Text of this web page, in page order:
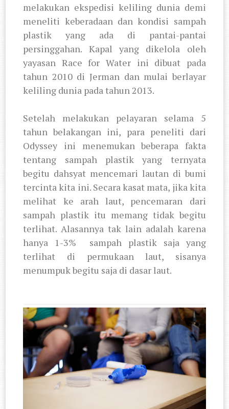
melakukan ekspedisi keliling dunia demi
meneliti keberadaan dan kondisi sampah
plastik yang ada di pantai-pantai
persinggahan. Kapal yang dikelola oleh
yayasan Race for Water ini dibuat pada
tahun 2010 di Jerman dan mulai berlayar
keliling dunia pada tahun 2013.
Setelah melakukan pelayaran selama 5
tahun belakangan ini, para peneliti dari
Odyssey ini menemukan beberapa fakta
tentang sampah plastik yang ternyata
begitu dahsyat mencemari lautan di bumi
tercinta kita ini. Secara kasat mata, jika kita
melihat ke arah laut, pencemaran dari
sampah plastik itu memang tidak begitu
terlihat. Alasannya tak lain adalah karena
hanya 1-3%
sampah plastik saja yang
terlihat di permukaan laut, sisanya
menumpuk begitu saja di dasar laut.